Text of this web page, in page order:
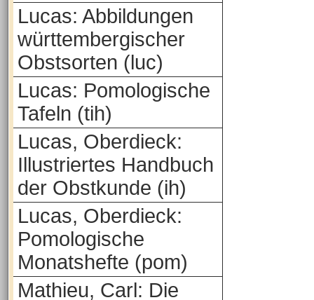
Lucas: Abbildungen
württembergischer
Obstsorten (luc)
Lucas: Pomologische
Tafeln (tih)
Lucas, Oberdieck:
Illustriertes Handbuch
der Obstkunde (ih)
Lucas, Oberdieck:
Pomologische
Monatshefte (pom)
Mathieu, Carl: Die